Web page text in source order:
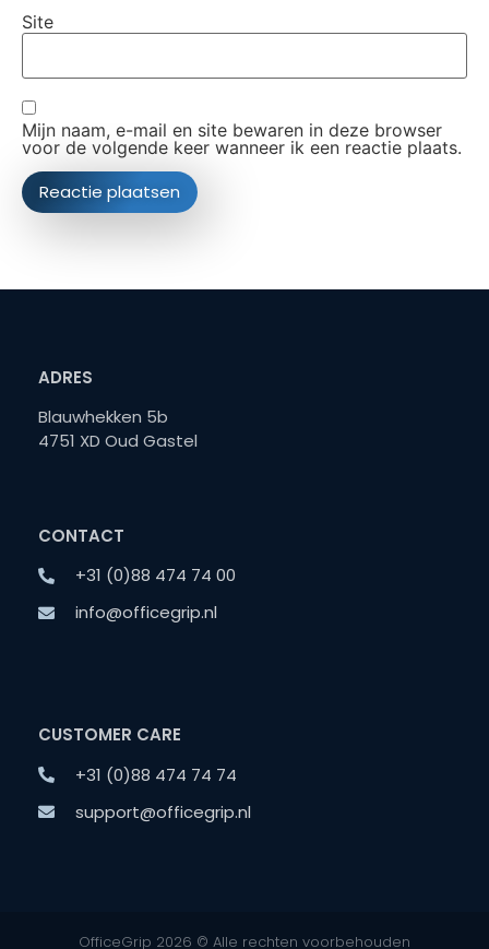
Site
Mijn naam, e-mail en site bewaren in deze browser
voor de volgende keer wanneer ik een reactie plaats.
ADRES
Blauwhekken 5b
4751 XD Oud Gastel
CONTACT
+31 (0)88 474 74 00
info@officegrip.nl
CUSTOMER CARE
+31 (0)88 474 74 74
support@officegrip.nl
OfficeGrip 2026 © Alle rechten voorbehouden